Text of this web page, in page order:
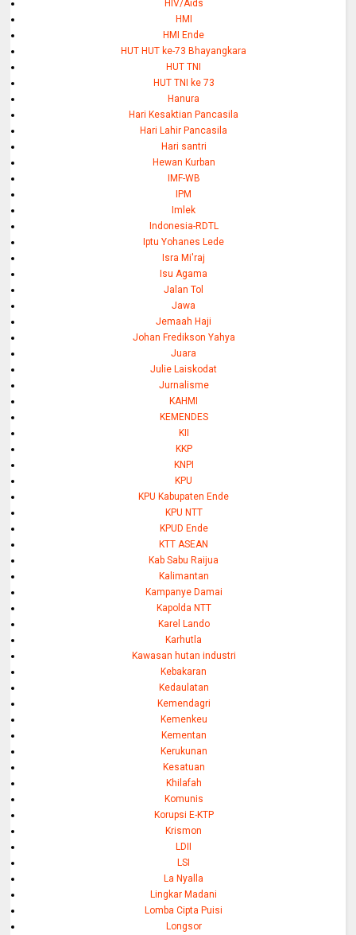
HIV/Aids
HMI
HMI Ende
HUT HUT ke-73 Bhayangkara
HUT TNI
HUT TNI ke 73
Hanura
Hari Kesaktian Pancasila
Hari Lahir Pancasila
Hari santri
Hewan Kurban
IMF-WB
IPM
Imlek
Indonesia-RDTL
Iptu Yohanes Lede
Isra Mi'raj
Isu Agama
Jalan Tol
Jawa
Jemaah Haji
Johan Fredikson Yahya
Juara
Julie Laiskodat
Jurnalisme
KAHMI
KEMENDES
KII
KKP
KNPI
KPU
KPU Kabupaten Ende
KPU NTT
KPUD Ende
KTT ASEAN
Kab Sabu Raijua
Kalimantan
Kampanye Damai
Kapolda NTT
Karel Lando
Karhutla
Kawasan hutan industri
Kebakaran
Kedaulatan
Kemendagri
Kemenkeu
Kementan
Kerukunan
Kesatuan
Khilafah
Komunis
Korupsi E-KTP
Krismon
LDII
LSI
La Nyalla
Lingkar Madani
Lomba Cipta Puisi
Longsor